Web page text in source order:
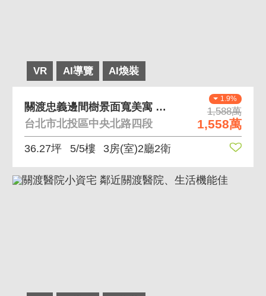
VR AI導覽 AI煥裝
1.9%
1,588萬
1,558萬
關渡忠義邊間樹景面寬美寓 屋主用心維護方正景觀大3
台北市北投區中央北路四段
36.27坪 5/5樓 3房(室)2廳2衛